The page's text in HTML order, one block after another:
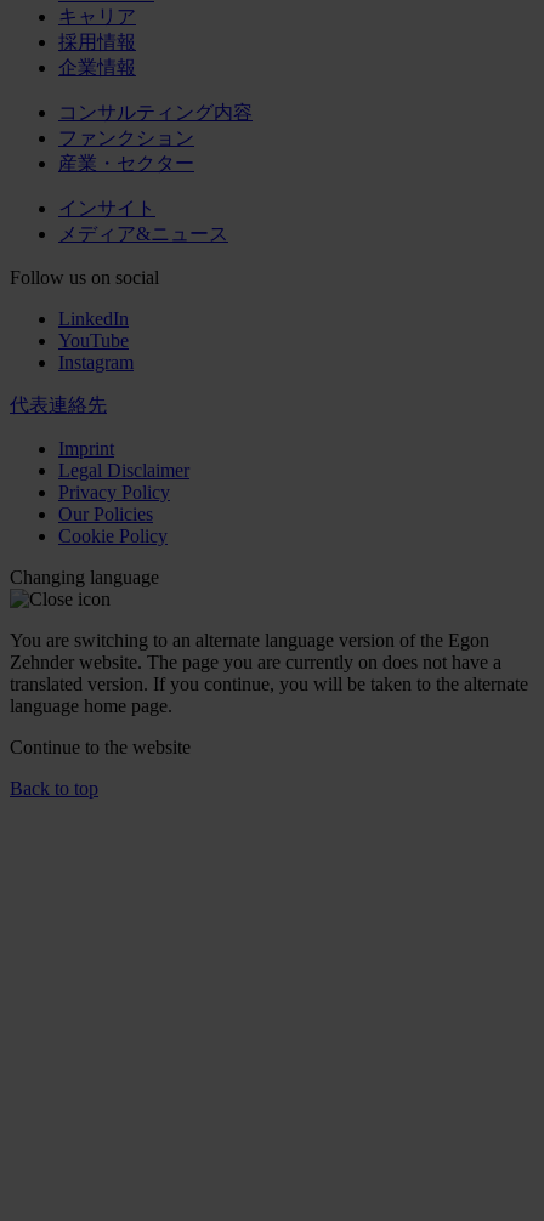
キャリア
採用情報
企業情報
コンサルティング内容
ファンクション
産業・セクター
インサイト
メディア&ニュース
Follow us on social
LinkedIn
YouTube
Instagram
代表連絡先
Imprint
Legal Disclaimer
Privacy Policy
Our Policies
Cookie Policy
Changing language
You are switching to an alternate language version of the Egon
Zehnder website. The page you are currently on does not have a
translated version. If you continue, you will be taken to the alternate
language home page.
Continue to the website
Back to top